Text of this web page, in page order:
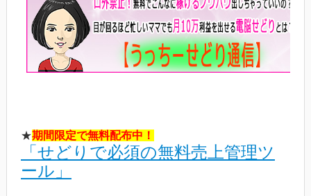
★期間限定で無料配布中！
「せどりで必須の無料売上管理ツ
ール」